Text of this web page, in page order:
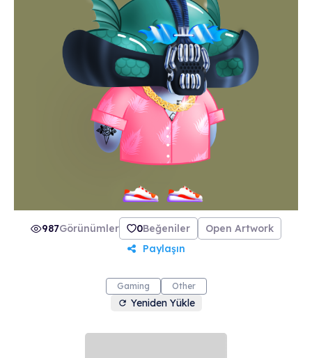
987Görünümler 0Beğeniler
Open Artwork
Paylaşın
Gaming Other
Yeniden Yükle